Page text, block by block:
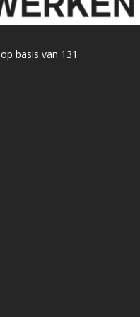
op basis van 131